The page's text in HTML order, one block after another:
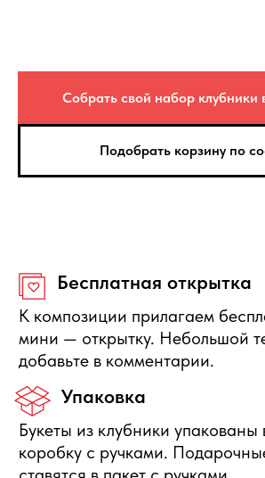
Собрать свой набор клубники
Подобрать корзину по
Вес композиции
Вес может отличаться на +/- 15%. Это
зависит от калибра фруктов.
Бесплатно отменяется заказ за
сутки до начала интервала
вернутся.